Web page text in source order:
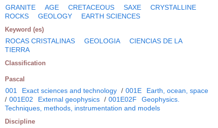
GRANITE AGE CRETACEOUS SAXE
CRYSTALLINE
ROCKS
GEOLOGY EARTH SCIENCES
Keyword (es)
ROCAS CRISTALINAS GEOLOGIA
CIENCIAS DE LA
TIERRA
Classification
Pascal
001 Exact sciences and technology / 001E
Earth, ocean, space
/ 001E02 External geophysics / 001E02F
Geophysics.
Techniques, methods, instrumentation and models
Discipline